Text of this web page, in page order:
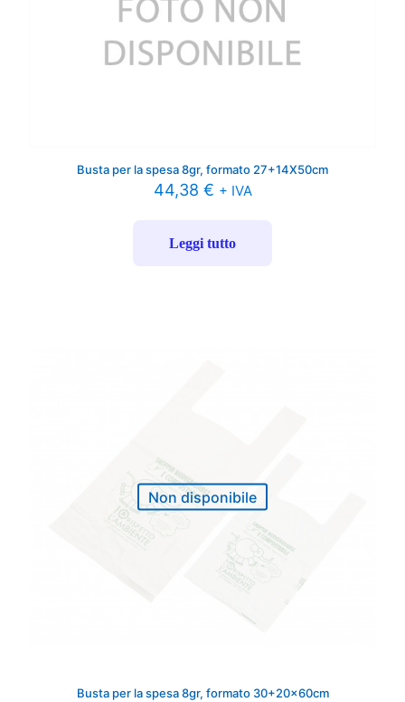
Busta per la spesa 8gr, formato 27+14X50cm
44,38 € + IVA
Leggi tutto
Non disponibile
Busta per la spesa 8gr, formato 30+20x60cm